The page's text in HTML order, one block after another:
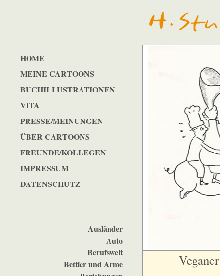
HOME
MEINE CARTOONS
BUCHILLUSTRATIONEN
VITA
PRESSE/MEINUNGEN
ÜBER CARTOONS
FREUNDE/KOLLEGEN
IMPRESSUM
DATENSCHUTZ
Ausländer
Auto
Berufswelt
Bettler und Arme